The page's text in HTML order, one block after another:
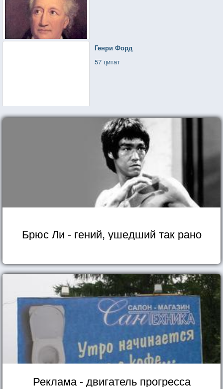
Генри Форд
57 цитат
Брюс Ли - гений, ушедший так рано
Реклама - двигатель прогресса